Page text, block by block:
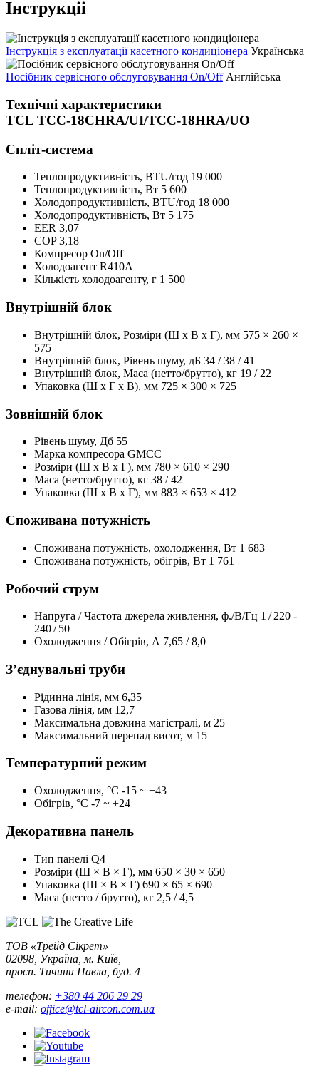
Інструкціі
Інструкція з експлуатації касетного кондиціонера Українська
Посібник сервісного обслуговування On/Off Англійська
Технічні характеристики
TCL TCC-18CHRA/UI/TCC-18HRA/UO
Спліт-система
Теплопродуктивність, BTU/год 19 000
Теплопродуктивність, Bт 5 600
Холодопродуктивність, BTU/год 18 000
Холодопродуктивність, Bт 5 175
EER 3,07
COP3,18
Компресор On/Off
Холодоагент R410A
Кількість холодоагенту, г 1 500
Внутрішній блок
Внутрішній блок, Розміри (Ш x В x Г), мм 575 × 260 ×
575
Внутрішній блок, Рівень шуму, дБ 34 / 38 / 41
Внутрішній блок, Маса (нетто/брутто), кг 19 / 22
Упаковка (Ш x Г x В), мм 725 × 300 × 725
Зовнішній блок
Рівень шуму, Дб 55
Марка компресора GMCC
Розміри (Ш x В x Г), мм 780 × 610 × 290
Маса (нетто/брутто), кг 38 / 42
Упаковка (Ш x В x Г), мм 883 × 653 × 412
Споживана потужність
Споживана потужність, охолодження, Вт 1 683
Споживана потужність, обігрів, Вт 1 761
Робочий струм
Напруга / Частота джерела живлення, ф./В/Гц 1 / 220 -
240 / 50
Охолодження / Обігрів, А 7,65 / 8,0
З’єднувальні труби
Рідинна лінія, мм 6,35
Газова лінія, мм 12,7
Максимальна довжина магістралі, м 25
Максимальний перепад висот, м 15
Температурний режим
Охолодження, °С -15 ~ +43
Обігрів, °С -7 ~ +24
Декоративна панель
Тип панелі Q4
Розміри (Ш × В × Г), мм 650 × 30 × 650
Упаковка (Ш × В × Г) 690 × 65 × 690
Маса (нетто / брутто), кг 2,5 / 4,5
ТОВ «Трейд Сікрет»
02098, Україна, м. Київ,
просп. Тичини Павла, буд. 4
телефон: +380 44 206 29 29
e-mail: office@tcl-aircon.com.ua